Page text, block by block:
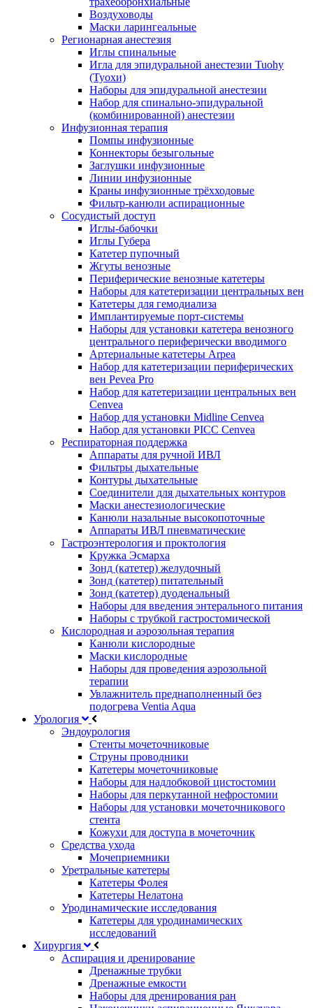
Воздуховоды
Маски ларингеальные
Регионарная анестезия
Иглы спинальные
Игла для эпидуральной анестезии Tuohy
(Туохи)
Наборы для эпидуральной анестезии
Набор для спинально-эпидуральной
(комбинированной) анестезии
Инфузионная терапия
Помпы инфузионные
Коннекторы безыгольные
Заглушки инфузионные
Линии инфузионные
Краны инфузионные трёхходовые
Фильтр-канюли аспирационные
Сосудистый доступ
Иглы-бабочки
Иглы Губера
Катетер пупочный
Жгуты венозные
Периферические венозные катетеры
Наборы для катетеризации центральных вен
Катетеры для гемодиализа
Имплантируемые порт‑системы
Наборы для установки катетера венозного
центрального периферически вводимого
Артериальные катетеры Arpea
Набор для катетеризации периферических
вен Pevea Pro
Набор для катетеризации центральных вен
Cenvea
Набор для установки Midline Cenvea
Набор для установки PICC Cenvea
Респираторная поддержка
Аппараты для ручной ИВЛ
Фильтры дыхательные
Контуры дыхательные
Соединители для дыхательных контуров
Маски анестезиологические
Канюли назальные высокопоточные
Аппараты ИВЛ пневматические
Гастроэнтерология и проктология
Кружка Эсмарха
Зонд (катетер) желудочный
Зонд (катетер) питательный
Зонд (катетер) дуоденальный
Наборы для введения энтерального питания
Наборы с трубкой гастростомической
Кислородная и аэрозольная терапия
Канюли кислородные
Маски кислородные
Наборы для проведения аэрозольной
терапии
Увлажнитель преднаполненный без
подогрева Ventia Aqua
Урология
Эндоурология
Стенты мочеточниковые
Струны проводники
Катетеры мочеточниковые
Наборы для надлобковой цистостомии
Наборы для перкутанной нефростомии
Наборы для установки мочеточникового
стента
Кожухи для доступа в мочеточник
Средства ухода
Мочеприемники
Уретральные катетеры
Катетеры Фолея
Катетеры Нелатона
Уродинамические исследования
Катетеры для уродинамических
исследований
Хирургия
Аспирация и дренирование
Дренажные трубки
Дренажные емкости
Наборы для дренирования ран